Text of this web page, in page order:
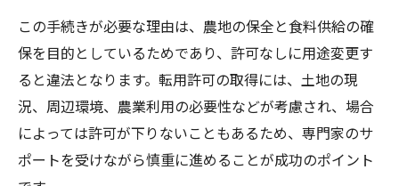
この手続きが必要な理由は、農地の保全と食料供給の確
保を目的としているためであり、許可なしに用途変更す
ると違法となります。転用許可の取得には、土地の現
況、周辺環境、農業利用の必要性などが考慮され、場合
によっては許可が下りないこともあるため、専門家のサ
ポートを受けながら慎重に進めることが成功のポイント